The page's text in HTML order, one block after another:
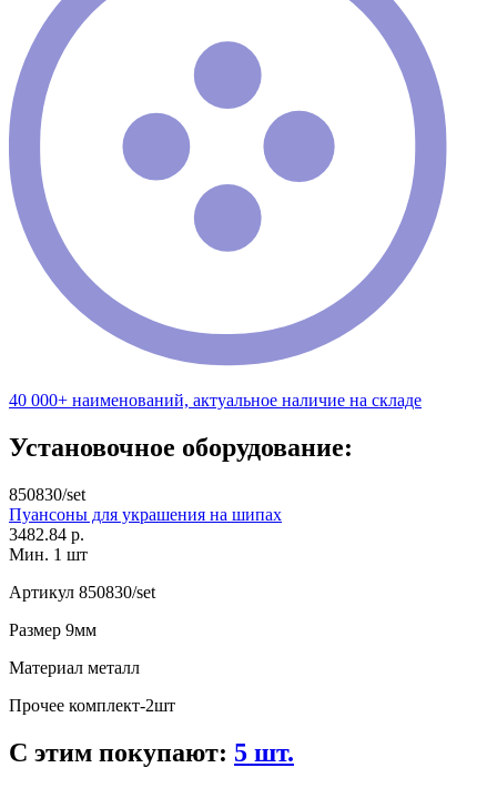
40 000+ наименований, актуальное наличие на складе
Установочное оборудование:
850830/set
Пуансоны для украшения на шипах
3482.84 р.
Мин. 1 шт
Артикул 850830/set
Размер 9мм
Материал металл
Прочее комплект-2шт
С этим покупают: 5 шт.